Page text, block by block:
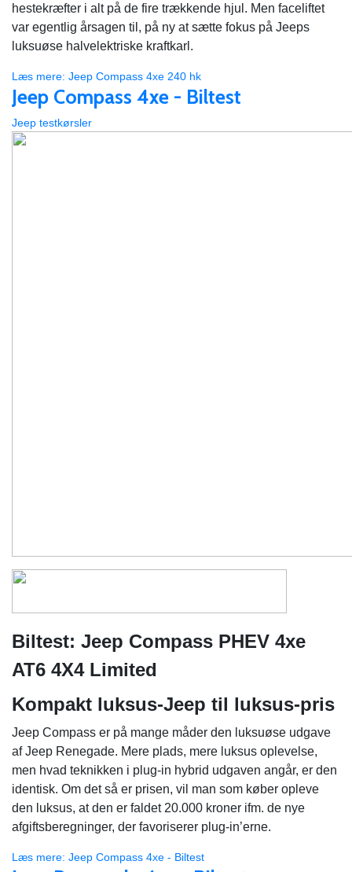
hestekræfter i alt på de fire trækkende hjul. Men faceliftet
var egentlig årsagen til, på ny at sætte fokus på Jeeps
luksuøse halvelektriske kraftkarl.
Læs mere: Jeep Compass 4xe 240 hk
Jeep Compass 4xe - Biltest
Jeep testkørsler
Biltest: Jeep Compass PHEV 4xe
AT6 4X4 Limited
Kompakt luksus-Jeep til luksus-pris
Jeep Compass er på mange måder den luksuøse udgave
af Jeep Renegade. Mere plads, mere luksus oplevelse,
men hvad teknikken i plug-in hybrid udgaven angår, er den
identisk. Om det så er prisen, vil man som køber opleve
den luksus, at den er faldet 20.000 kroner ifm. de nye
afgiftsberegninger, der favoriserer plug-in’erne.
Læs mere: Jeep Compass 4xe - Biltest